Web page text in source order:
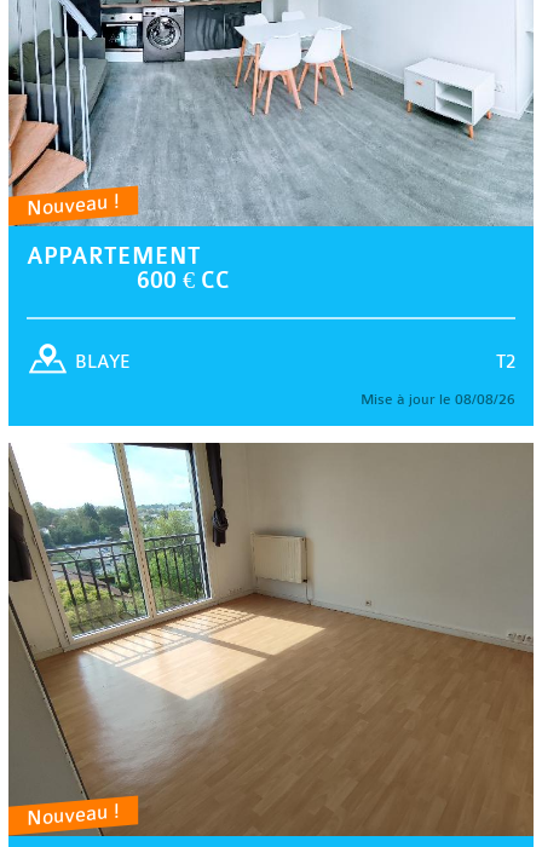
Nouveau !
APPARTEMENT
600 € CC
T2
BLAYE
Mise à jour le 08/08/26
Nouveau !